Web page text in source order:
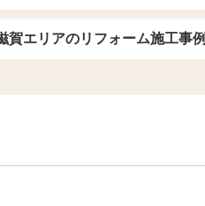
賀エリアのリフォーム施工事例